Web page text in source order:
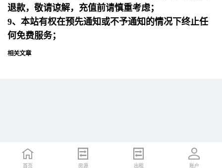
退款，敬请谅解，充值前请慎重考虑；
9、本站有权在预先通知或不予通知的情况下终止任
何免费服务；
相关文章
首页 招聘 简历 账户
首页 房源 出租 账户